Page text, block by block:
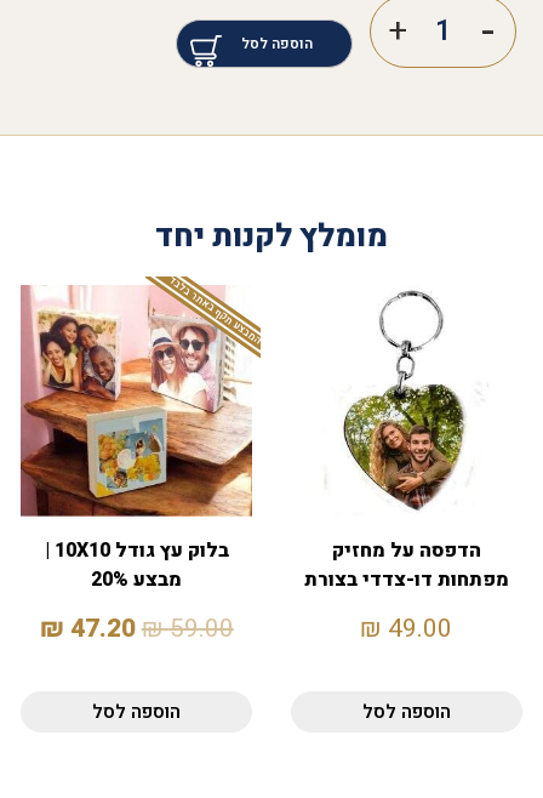
הוספה לסל
מומלץ לקנות יחד
הדפסה על מחזיק
מפתחות דו-צדדי בצורת
49.00
₪
הוספה לסל
המבצע תקף באתר בלבד
בלוק עץ גודל 10X10 |
מבצע 20%
59.00
₪
47.20
₪
הוספה לסל